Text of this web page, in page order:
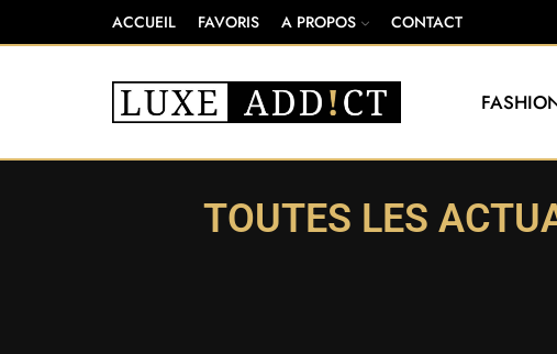
ACCUEIL FAVORIS A PROPOS CONTACT
TOUTES LES